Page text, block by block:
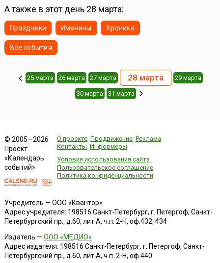
А также в этот день 28 марта:
Праздники Именины Хроника
Все события
25 марта 26 марта 27 марта 28 марта 29 марта
30 марта 31 марта
© 2005—2026
Проект
«Календарь
событий»
О проекте Продвижение Реклама
Контакты Информеры
Условия использования сайта
Пользовательское соглашение
Политика конфиденциальности
Учредитель — ООО «Квантор»
Адрес учредителя: 198516 Санкт-Петербург, г. Петергоф, Санкт-
Петербургский пр., д.60, лит.А, ч.п. 2-Н, оф.432, 434
Издатель — ООО «МЕДИО»
Адрес издателя: 198516 Санкт-Петербург, г. Петергоф, Санкт-
Петербургский пр., д.60, лит.А, ч.п. 2-Н, оф.440